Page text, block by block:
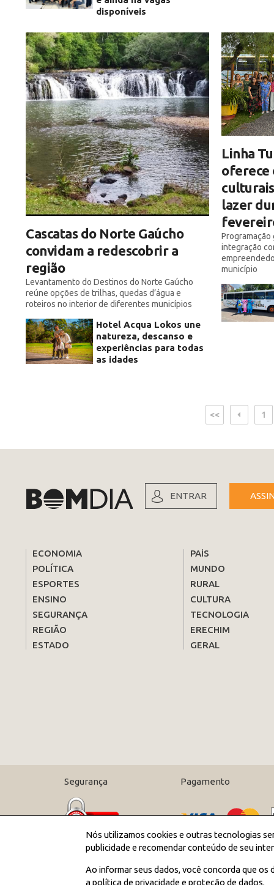
disponíveis
Cascatas do Norte Gaúcho
convidam a redescobrir a
região
Levantamento do Destinos do Norte Gaúcho
reúne opções de trilhas, quedas d’água e
roteiros no interior de diferentes municípios
Hotel Acqua Lokos une
natureza, descanso e
experiências para todas
as idades
Linha
oferece
lazer
integração
município
<< 1
ENTRAR
ECONOMIA
POLÍTICA
ESPORTES
ENSINO
SEGURANÇA
REGIÃO
ESTADO
PAÍS
MUNDO
RURAL
CULTURA
TECNOLOGIA
ERECHIM
GERAL
Segurança Pagamento
Nós utilizamos cookies e outras tecnologias
publicidade e recomendar conteúdo de seu
Ao informar seus dados, você concorda que
a política de privacidade e proteção de dados.